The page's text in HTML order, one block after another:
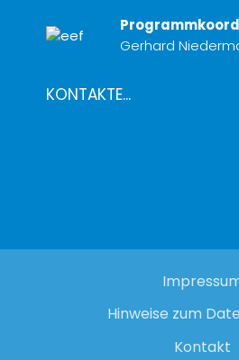
Gerhard
KONTAKTE...
Hinweise zum
Kontakt